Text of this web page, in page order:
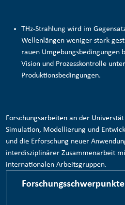
THz-Strahlung wird im
Wellenlängen weniger stark
rauen Umgebungsbedingungen
Vision und Prozesskontrolle
Produktionsbedingungen.
Forschungsarbeiten an der
Simulation, Modellierung und
und die Erforschung neuer
interdisziplinärer Zusammenarbeit
internationalen Arbeitsgruppen.
Forschungsschwerpunkte